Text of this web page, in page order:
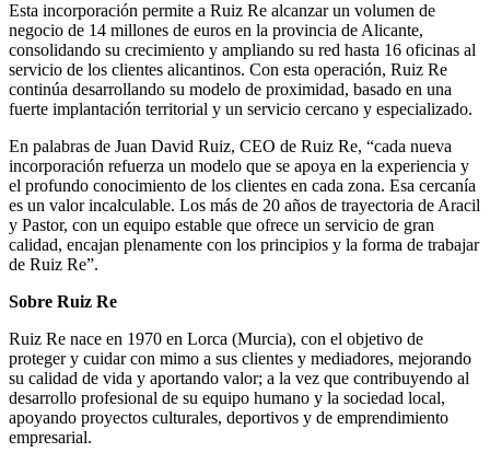
Esta incorporación permite a Ruiz Re alcanzar un volumen de
negocio de 14 millones de euros en la provincia de Alicante,
consolidando su crecimiento y ampliando su red hasta 16 oficinas al
servicio de los clientes alicantinos. Con esta operación, Ruiz Re
continúa desarrollando su modelo de proximidad, basado en una
fuerte implantación territorial y un servicio cercano y especializado.
En palabras de Juan David Ruiz, CEO de Ruiz Re, “cada nueva
incorporación refuerza un modelo que se apoya en la experiencia y
el profundo conocimiento de los clientes en cada zona. Esa cercanía
es un valor incalculable. Los más de 20 años de trayectoria de Aracil
y Pastor, con un equipo estable que ofrece un servicio de gran
calidad, encajan plenamente con los principios y la forma de trabajar
de Ruiz Re”.
Sobre Ruiz Re
Ruiz Re nace en 1970 en Lorca (Murcia), con el objetivo de
proteger y cuidar con mimo a sus clientes y mediadores, mejorando
su calidad de vida y aportando valor; a la vez que contribuyendo al
desarrollo profesional de su equipo humano y la sociedad local,
apoyando proyectos culturales, deportivos y de emprendimiento
empresarial.